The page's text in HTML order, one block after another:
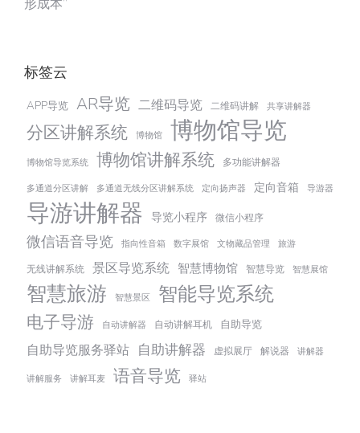
形成本”
标签云
APP导览 AR导览 二维码导览 二维码讲解 共享讲解器
分区讲解系统 博物馆 博物馆导览
博物馆导览系统 博物馆讲解系统 多功能讲解器
多通道分区讲解 多通道无线分区讲解系统 定向扬声器 定向音箱 导游器
导游讲解器 导览小程序 微信小程序
微信语音导览 指向性音箱 数字展馆 文物藏品管理 旅游
无线讲解系统 景区导览系统 智慧博物馆 智慧导览 智慧展馆
智慧旅游 智慧景区 智能导览系统
电子导游 自动讲解器 自动讲解耳机 自助导览
自助导览服务驿站 自助讲解器 虚拟展厅 解说器 讲解器
讲解服务 讲解耳麦 语音导览 驿站